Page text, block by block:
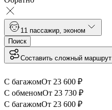
1 1 пассажир эконом
Поиск
Составить сложный маршрут
С багажомОт 23 600 ₽
С обменомОт 23 730 ₽
С багажомОт 23 600 ₽